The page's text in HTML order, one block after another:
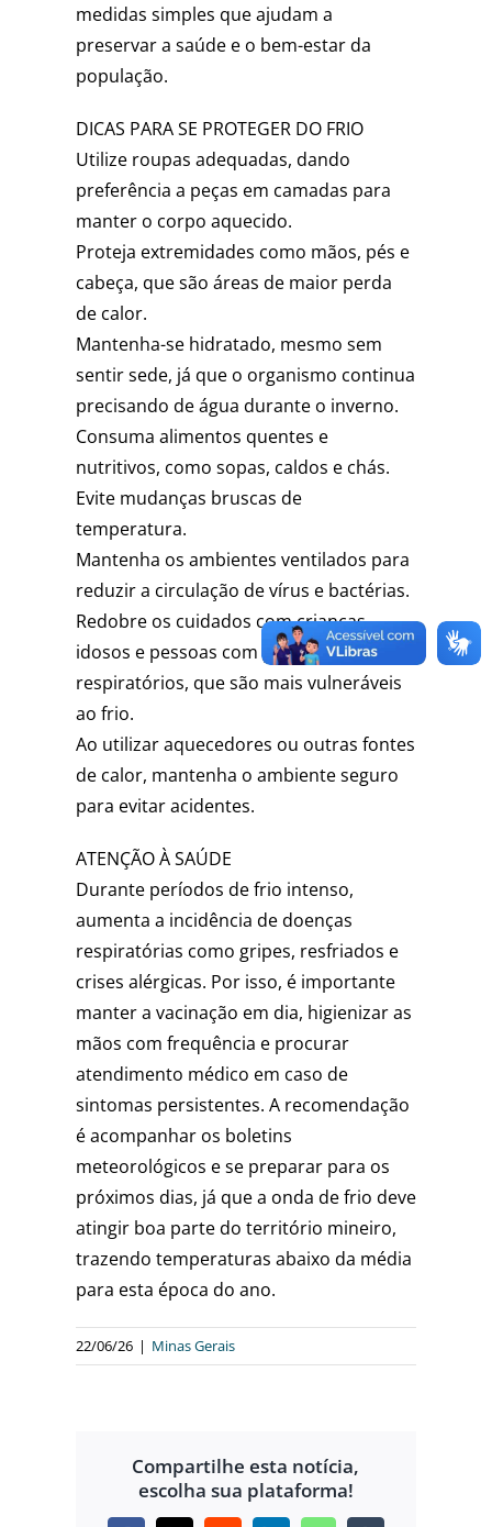
medidas simples que ajudam a
preservar a saúde e o bem-estar da
população.
DICAS PARA SE PROTEGER DO FRIO
Utilize roupas adequadas, dando
preferência a peças em camadas para
manter o corpo aquecido.
Proteja extremidades como mãos, pés e
cabeça, que são áreas de maior perda
de calor.
Mantenha-se hidratado, mesmo sem
sentir sede, já que o organismo continua
precisando de água durante o inverno.
Consuma alimentos quentes e
nutritivos, como sopas, caldos e chás.
Evite mudanças bruscas de
temperatura.
Mantenha os ambientes ventilados para
reduzir a circulação de vírus e bactérias.
Redobre os cuidados com crianças,
idosos e pessoas com problemas
respiratórios, que são mais vulneráveis
ao frio.
Ao utilizar aquecedores ou outras fontes
de calor, mantenha o ambiente seguro
para evitar acidentes.
ATENÇÃO À SAÚDE
Durante períodos de frio intenso,
aumenta a incidência de doenças
respiratórias como gripes, resfriados e
crises alérgicas. Por isso, é importante
manter a vacinação em dia, higienizar as
mãos com frequência e procurar
atendimento médico em caso de
sintomas persistentes. A recomendação
é acompanhar os boletins
meteorológicos e se preparar para os
próximos dias, já que a onda de frio deve
atingir boa parte do território mineiro,
trazendo temperaturas abaixo da média
para esta época do ano.
22/06/26 | Minas Gerais
Compartilhe esta notícia,
escolha sua plataforma!